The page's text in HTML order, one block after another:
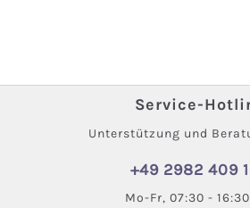
Service-
Unterstützung und
+49 2982 409
Mo-Fr, 07:30 -